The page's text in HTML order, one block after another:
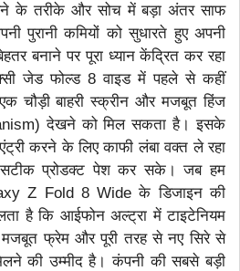
के तरीके और सोच में बड़ा अंतर साफ
पुरानी कमियों को सुधारते हुए अपनी
बनाने पर पूरा ध्यान केंद्रित कर रहा
जेड फोल्ड 8 वाइड में पहले से कहीं
चौड़ी बाहरी स्क्रीन और मजबूत हिंज
देखने को मिल सकता है। इसके
करने के लिए काफी लंबा वक्त ले रहा
प्रोडक्ट पेश कर सके। जब हम
Z Fold 8 Wide के डिजाइन की
है कि आईफोन अल्ट्रा में टाइटेनियम
फ्रेम और पूरी तरह से नए सिरे से
की उम्मीद है। कंपनी की सबसे बड़ी